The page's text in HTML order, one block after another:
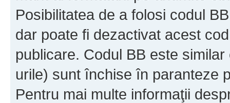
Posibilitatea de a folosi codul
dar poate fi dezactivat acest
publicare. Codul BB este
urile) sunt închise în paranteze
Pentru mai multe informaţii